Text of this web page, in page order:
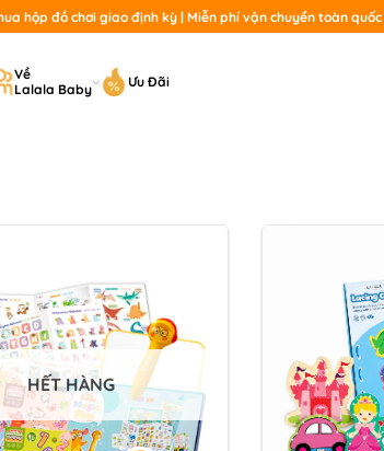
hộp đồ chơi giao định kỳ | Miễn phí vận chuyển toàn
Về
Lalala Baby
Ưu Đãi
HẾT HÀNG